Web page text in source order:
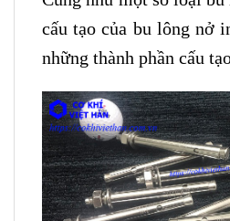
cấu tạo của bu lông nở
những thành phần cấu